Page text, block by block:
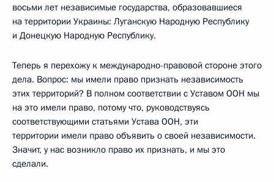
восьми лет независимые государства, образовавшиеся
на территории Украины: Луганскую Народную Республику
и Донецкую Народную Республику.
Теперь я перехожу к международно-правовой стороне этого
дела. Вопрос: мы имели право признать независимость
этих территорий? В полном соответствии с Уставом ООН мы
на это имели право, потому что, руководствуясь
соответствующими статьями Устава ООН, эти
территории имели право объявить о своей независимости.
Значит, у нас возникло право их признать, и мы это
сделали.